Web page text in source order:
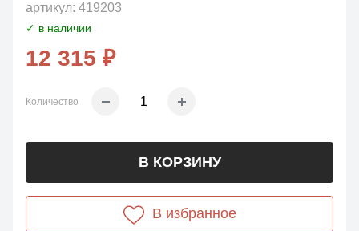
артикул: 419203
✓ в наличии
12 315 ₽
Количество
В КОРЗИНУ
В избранное